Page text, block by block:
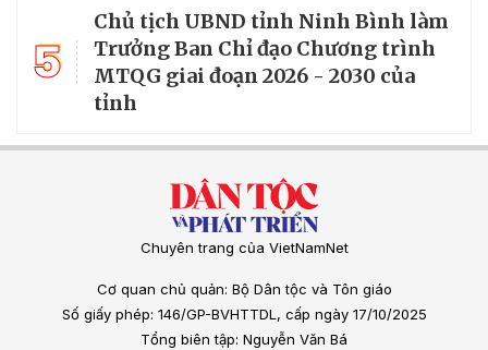
5
Chủ tịch UBND tỉnh Ninh Bình làm
Trưởng Ban Chỉ đạo Chương trình
MTQG giai đoạn 2026 - 2030 của
tỉnh
Chuyên trang của VietNamNet
Cơ quan chủ quản: Bộ Dân tộc và Tôn giáo
Số giấy phép: 146/GP-BVHTTDL, cấp ngày 17/10/2025
Tổng biên tập: Nguyễn Văn Bá